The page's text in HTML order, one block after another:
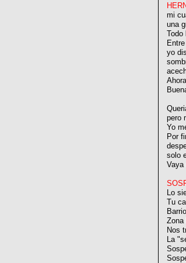
mi
una
Todo
yo
pero
Yo
Por
solo
Vaya
Lo
Tu
Zona
Nos
La